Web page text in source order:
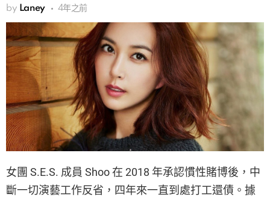
by Laney 4年之前
女團 S.E.S. 成員 Shoo 在 2018 年承認慣性賭博後，中
斷一切演藝工作反省，四年來一直到處打工還債。據